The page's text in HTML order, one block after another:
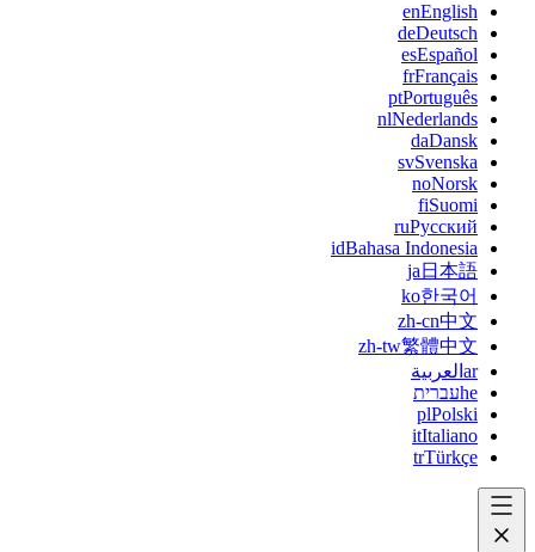
enEnglish
deDeutsch
esEspañol
frFrançais
ptPortuguês
nlNederlands
daDansk
svSvenska
noNorsk
fiSuomi
ruРусский
idBahasa Indonesia
ja 日本語
ko한국어
zh-cn中文
zh-tw繁體中文
ar العربية
heעברית
plPolski
itItaliano
trTürkçe